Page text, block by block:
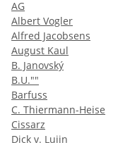
AG
Albert Vogler
Alfred Jacobsens
August Kaul
B. Janovský
B.U.""
Barfuss
C. Thiermann-Heise
Cissarz
Dick v. Luijn